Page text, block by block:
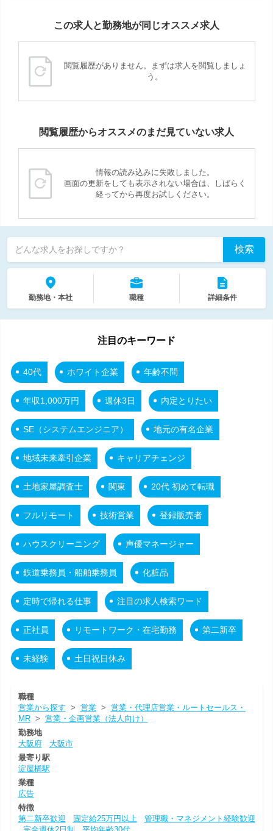
この求人と勤務地が同じオススメ求人
閲覧履歴がありません。まずは求人を閲覧しましょ
う。
閲覧履歴からオススメのまだ見ていない求人
情報の読み込みに失敗しました。
画面の更新をしても表示されない場合は、しばらく
経ってから再度お試しください。
どんな求人をお探しですか？ 検索
勤務地・本社 職種 詳細条件
注目のキーワード
40代 ホワイト企業 年齢不問
年収1,000万円 週休3日 内定とりたい
SE（システムエンジニア） 地元の有名企業
地域未来牽引企業 キャリアチェンジ
土地家屋調査士 関東 20代 初めて転職
フルリモート 技術営業 登録販売者
ハウスクリーニング 声優マネージャー
鉄道乗務員・船舶乗務員 化粧品
定時で帰れる仕事 注目の求人検索ワード
正社員 リモートワーク・在宅勤務 第二新卒
未経験 土日祝日休み
職種
営業から探す > 営業> 営業・代理店営業・ルートセールス・
MR> 営業・企画営業（法人向け）
勤務地
大阪府
大阪市
最寄り駅
淀屋橋駅
業種
広告
特徴
第二新卒歓迎
固定給25万円以上
管理職・マネジメント経験歓迎
完全週休2日制
平均年齢30代